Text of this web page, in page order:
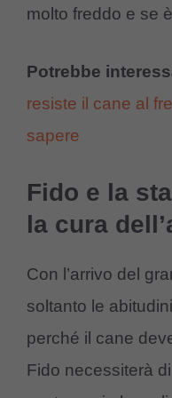
molto freddo e se
Potrebbe
resiste il cane al
sapere
Fido e la
la cura
Con l’arrivo del
soltanto le
perché il cane
Fido necessiterà